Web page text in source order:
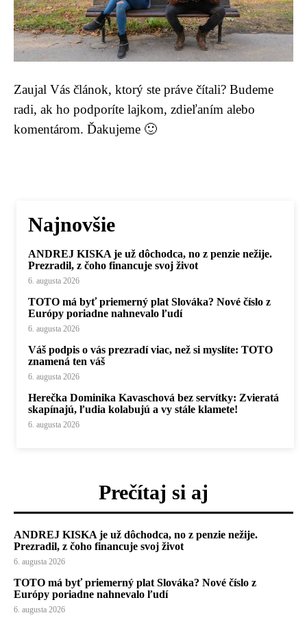
Zaujal Vás článok, ktorý ste práve čítali? Budeme
radi, ak ho podporíte lajkom, zdieľaním alebo
komentárom. Ďakujeme 🙂
Najnovšie
ANDREJ KISKA je už dôchodca, no z penzie nežije.
Prezradil, z čoho financuje svoj život
6. augusta 2026
TOTO má byť priemerný plat Slováka? Nové číslo z
Európy poriadne nahnevalo ľudí
6. augusta 2026
Váš podpis o vás prezradí viac, než si myslíte: TOTO
znamená ten váš
6. augusta 2026
Herečka Dominika Kavaschová bez servítky: Zvieratá
skapínajú, ľudia kolabujú a vy stále klamete!
6. augusta 2026
Prečítaj si aj
ANDREJ KISKA je už dôchodca, no z penzie nežije.
Prezradil, z čoho financuje svoj život
6. augusta 2026
TOTO má byť priemerný plat Slováka? Nové číslo z
Európy poriadne nahnevalo ľudí
6. augusta 2026